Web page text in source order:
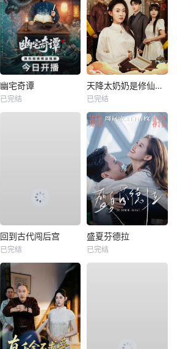
幽宅奇谭
已完结
天降太奶奶是修仙老祖
已完结
回到古代闯后宫
已完结
盛夏芬德拉
已完结